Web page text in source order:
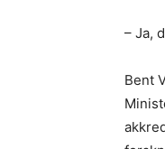
– Ja,
Bent